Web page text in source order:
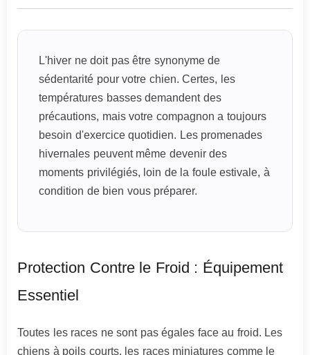
L'hiver ne doit pas être synonyme de
sédentarité pour votre chien. Certes, les
températures basses demandent des
précautions, mais votre compagnon a toujours
besoin d'exercice quotidien. Les promenades
hivernales peuvent même devenir des
moments privilégiés, loin de la foule estivale, à
condition de bien vous préparer.
Protection Contre le Froid : Équipement
Essentiel
Toutes les races ne sont pas égales face au froid. Les
chiens à poils courts, les races miniatures comme le